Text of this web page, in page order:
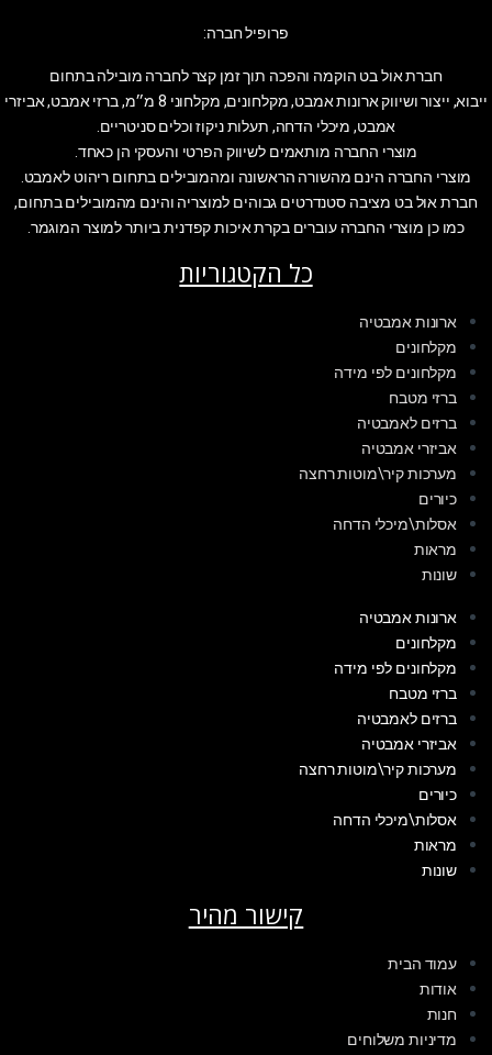
פרופיל חברה:
חברת אול בט הוקמה והפכה תוך זמן קצר לחברה מובילה בתחום
ייבוא, ייצור ושיווק ארונות אמבט, מקלחונים, מקלחוני 8 מ״מ, ברזי אמבט, אביזרי
אמבט, מיכלי הדחה, תעלות ניקוז וכלים סניטריים.
מוצרי החברה מותאמים לשיווק הפרטי והעסקי הן כאחד.
מוצרי החברה הינם מהשורה הראשונה ומהמובילים בתחום ריהוט לאמבט.
חברת אול בט מציבה סטנדרטים גבוהים למוצריה והינם מהמובילים בתחום,
כמו כן מוצרי החברה עוברים בקרת איכות קפדנית ביותר למוצר המוגמר.
כל הקטגוריות
ארונות אמבטיה
מקלחונים
מקלחונים לפי מידה
ברזי מטבח
ברזים לאמבטיה
אביזרי אמבטיה
מערכות קיר\מוטות רחצה
כיורים
אסלות\מיכלי הדחה
מראות
שונות
ארונות אמבטיה
מקלחונים
מקלחונים לפי מידה
ברזי מטבח
ברזים לאמבטיה
אביזרי אמבטיה
מערכות קיר\מוטות רחצה
כיורים
אסלות\מיכלי הדחה
מראות
שונות
קישור מהיר
עמוד הבית
אודות
חנות
מדיניות משלוחים